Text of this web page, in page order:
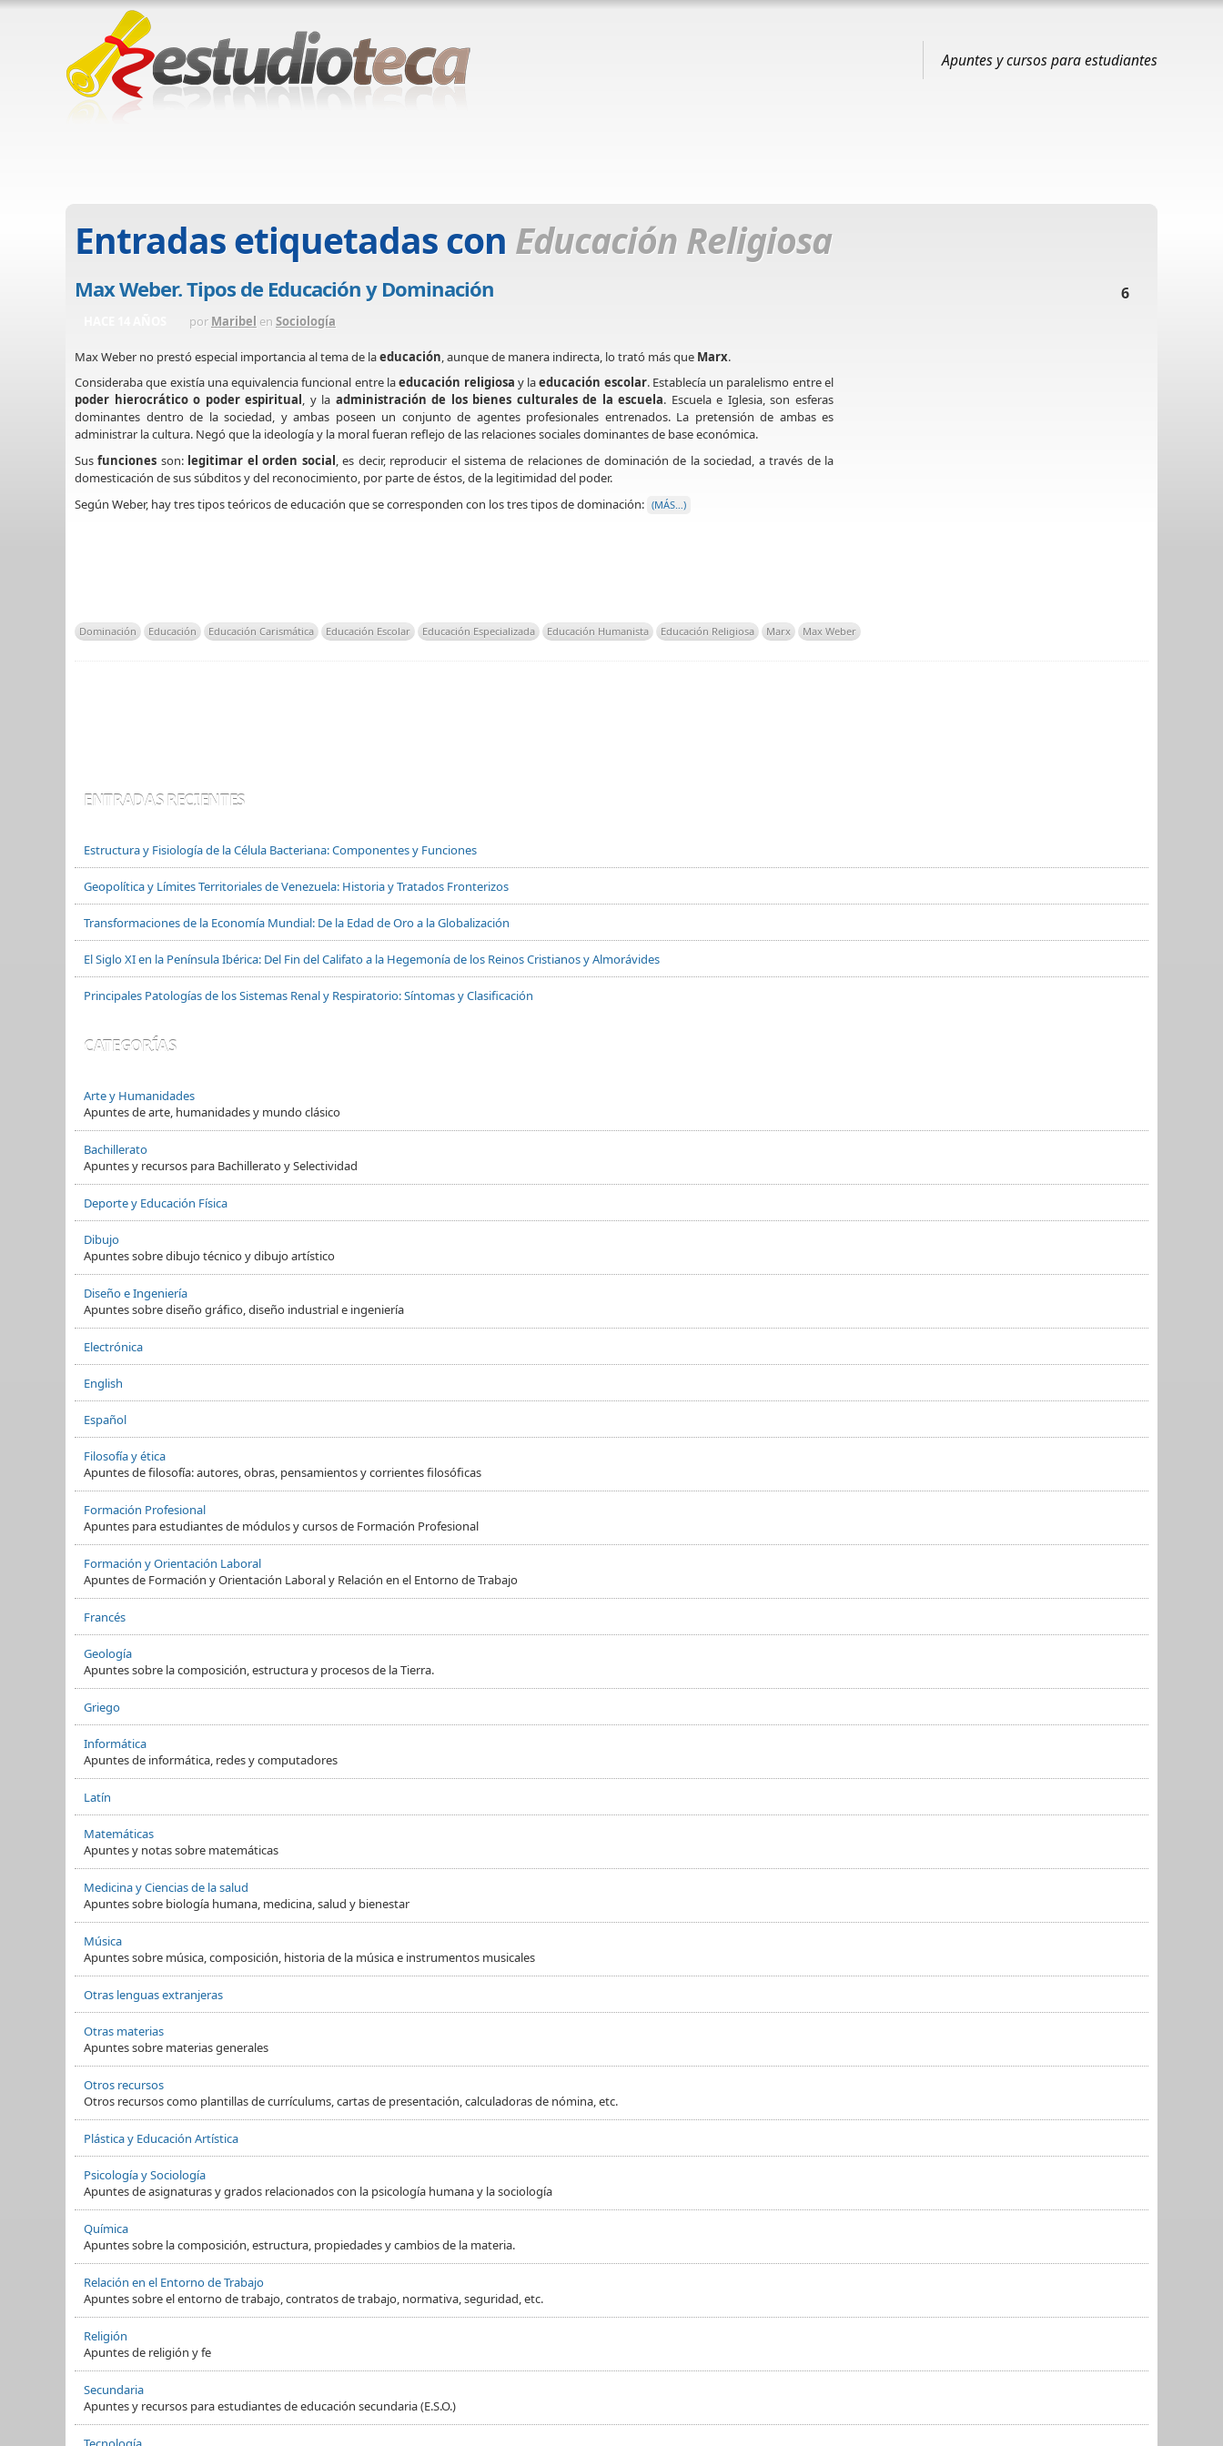
Apuntes y cursos para estudiantes
Entradas etiquetadas con Educación Religiosa
Max Weber. Tipos de Educación y Dominación 6
por Maribel en Sociología
Max Weber no prestó especial importancia al tema de laeducación , aunque de manera indirecta, lo trató más que Marx.
Consideraba que existía una equivalencia funcional entre laeducación religiosa y laeducación escolar. Establecía un paralelismo entre el
poder hierocrático o poder espiritual, y la administración de los bienes culturales de la escuela. Escuela e Iglesia, son esferas
dominantes dentro de la sociedad, y ambas poseen un conjunto de agentes profesionales entrenados. La pretensión de ambas es
administrar la cultura. Negó que la ideología y la moral fueran reflejo de las relaciones sociales dominantes de base económica.
Susfunciones son: legitimar el orden social, es decir, reproducir el sistema de relaciones de dominación de la sociedad, a través de la
domesticación de sus súbditos y del reconocimiento, por parte de éstos, de la legitimidad del poder.
Según Weber, hay tres tipos teóricos de educación que se corresponden con los tres tipos de dominación: (MÁS…)
Dominación Educación Educación Carismática Educación Escolar Educación Especializada Educación Humanista Educación Religiosa Marx Max Weber
ENTRADAS RECIENTES
Estructura y Fisiología de la Célula Bacteriana: Componentes y Funciones
Geopolítica y Límites Territoriales de Venezuela: Historia y Tratados Fronterizos
Transformaciones de la Economía Mundial: De la Edad de Oro a la Globalización
El Siglo XI en la Península Ibérica: Del Fin del Califato a la Hegemonía de los Reinos Cristianos y Almorávides
Principales Patologías de los Sistemas Renal y Respiratorio: Síntomas y Clasificación
CATEGORÍAS
Arte y Humanidades
Apuntes de arte, humanidades y mundo clásico
Bachillerato
Apuntes y recursos para Bachillerato y Selectividad
Deporte y Educación Física
Dibujo
Apuntes sobre dibujo técnico y dibujo artístico
Diseño e Ingeniería
Apuntes sobre diseño gráfico, diseño industrial e ingeniería
Electrónica
English
Español
Filosofía y ética
Apuntes de filosofía: autores, obras, pensamientos y corrientes filosóficas
Formación Profesional
Apuntes para estudiantes de módulos y cursos de Formación Profesional
Formación y Orientación Laboral
Apuntes de Formación y Orientación Laboral y Relación en el Entorno de Trabajo
Francés
Geología
Apuntes sobre la composición, estructura y procesos de la Tierra.
Griego
Informática
Apuntes de informática, redes y computadores
Latín
Matemáticas
Apuntes y notas sobre matemáticas
Medicina y Ciencias de la salud
Apuntes sobre biología humana, medicina, salud y bienestar
Música
Apuntes sobre música, composición, historia de la música e instrumentos musicales
Otras lenguas extranjeras
Otras materias
Apuntes sobre materias generales
Otros recursos
Otros recursos como plantillas de currículums, cartas de presentación, calculadoras de nómina, etc.
Plástica y Educación Artística
Psicología y Sociología
Apuntes de asignaturas y grados relacionados con la psicología humana y la sociología
Química
Apuntes sobre la composición, estructura, propiedades y cambios de la materia.
Relación en el Entorno de Trabajo
Apuntes sobre el entorno de trabajo, contratos de trabajo, normativa, seguridad, etc.
Religión
Apuntes de religión y fe
Secundaria
Apuntes y recursos para estudiantes de educación secundaria (E.S.O.)